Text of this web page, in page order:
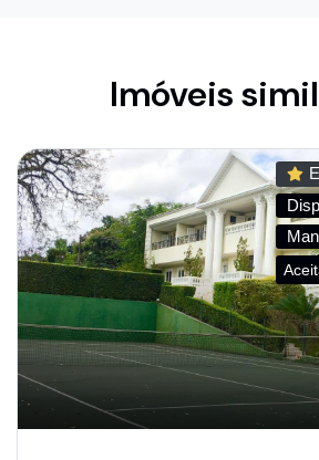
Imóveis